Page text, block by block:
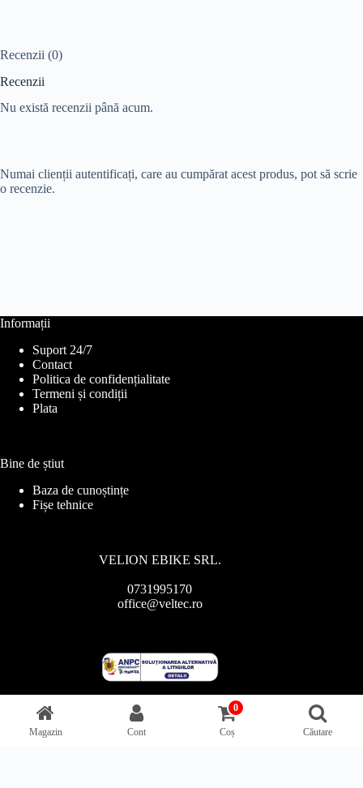
Recenzii (0)
Recenzii
Nu există recenzii până acum.
Numai clienții autentificați, care au cumpărat acest produs, pot să scrie
o recenzie.
Informații
Suport 24/7
Contact
Politica de confidențialitate
Termeni și condiții
Plata
Bine de știut
Baza de cunoștințe
Fișe tehnice
VELION EBIKE SRL.
0731995170
office@veltec.ro
Copyright © 2026 - Veltec.ro
Magazin Cont
0
Coș Căutare